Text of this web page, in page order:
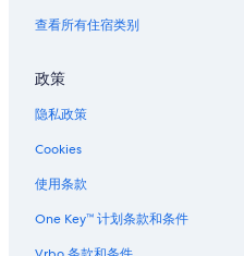
查看所有住宿类别
政策
隐私政策
Cookies
使用条款
One Key™ 计划条款和条件